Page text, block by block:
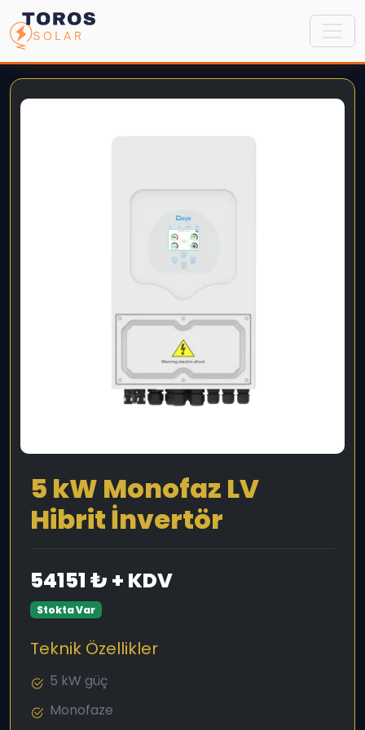
5 kW Monofaz LV
Hibrit İnvertör
54151 ₺ + KDV
Stokta Var
Teknik Özellikler
5 kW güç
Monofaze